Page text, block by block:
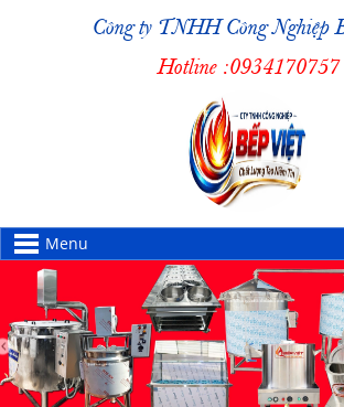
Công ty TNHH Công Nghiệp
Hotline :0934170757
Menu